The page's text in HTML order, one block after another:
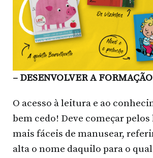
– DESENVOLVER A
O acesso à leitura e ao
bem cedo! Deve começar
mais fáceis de manusear,
alta o nome daquilo para o qual